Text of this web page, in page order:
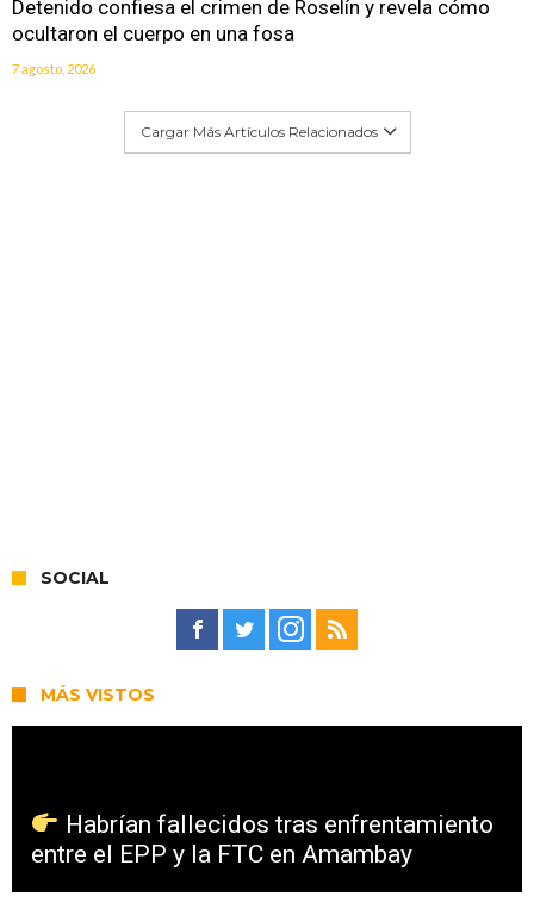
Detenido confiesa el crimen de Roselín y revela cómo
ocultaron el cuerpo en una fosa
7 agosto, 2026
Cargar Más Artículos Relacionados
SOCIAL
MÁS VISTOS
Habrían fallecidos tras enfrentamiento
entre el EPP y la FTC en Amambay